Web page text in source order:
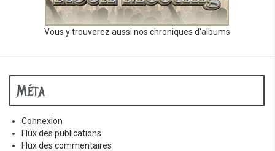
Vous y trouverez aussi nos chroniques d'albums
Méta
Connexion
Flux des publications
Flux des commentaires